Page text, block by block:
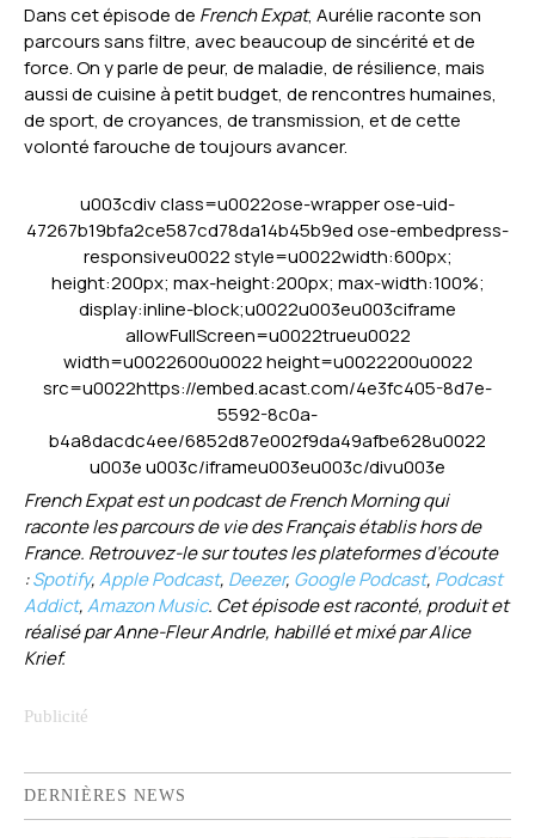
Dans cet épisode de French Expat, Aurélie raconte son
parcours sans filtre, avec beaucoup de sincérité et de
force. On y parle de peur, de maladie, de résilience, mais
aussi de cuisine à petit budget, de rencontres humaines,
de sport, de croyances, de transmission, et de cette
volonté farouche de toujours avancer.
u003cdiv class=u0022ose-wrapper ose-uid-
47267b19bfa2ce587cd78da14b45b9ed ose-embedpress-
responsiveu0022 style=u0022width:600px;
height:200px; max-height:200px; max-width:100%;
display:inline-block;u0022u003eu003ciframe
allowFullScreen=u0022trueu0022
width=u0022600u0022 height=u0022200u0022
src=u0022https://embed.acast.com/4e3fc405-8d7e-
5592-8c0a-
b4a8dacdc4ee/6852d87e002f9da49afbe628u0022
u003e u003c/iframeu003eu003c/divu003e
French Expat est un podcast de French Morning qui
raconte les parcours de vie des Français établis hors de
France. Retrouvez-le sur toutes les plateformes d’écoute
:Spotify,Apple Podcast, Deezer, Google Podcast, Podcast
Addict,Amazon Music. Cet épisode est raconté, produit et
réalisé par Anne-Fleur Andrle, habillé et mixé par Alice
Krief.
DERNIÈRES NEWS